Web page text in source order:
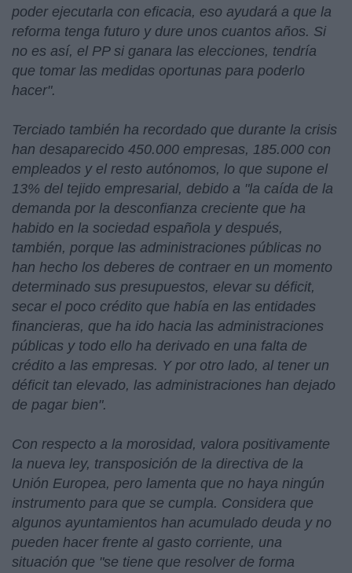
poder ejecutarla con eficacia, eso ayudará a que la
reforma tenga futuro y dure unos cuantos años. Si
no es así, el PP si ganara las elecciones, tendría
que tomar las medidas oportunas para poderlo
hacer".
Terciado también ha recordado que durante la crisis
han desaparecido 450.000 empresas, 185.000 con
empleados y el resto autónomos, lo que supone el
13% del tejido empresarial, debido a "la caída de la
demanda por la desconfianza creciente que ha
habido en la sociedad española y después,
también, porque las administraciones públicas no
han hecho los deberes de contraer en un momento
determinado sus presupuestos, elevar su déficit,
secar el poco crédito que había en las entidades
financieras, que ha ido hacia las administraciones
públicas y todo ello ha derivado en una falta de
crédito a las empresas. Y por otro lado, al tener un
déficit tan elevado, las administraciones han dejado
de pagar bien".
Con respecto a la morosidad, valora positivamente
la nueva ley, transposición de la directiva de la
Unión Europea, pero lamenta que no haya ningún
instrumento para que se cumpla. Considera que
algunos ayuntamientos han acumulado deuda y no
pueden hacer frente al gasto corriente, una
situación que "se tiene que resolver de forma